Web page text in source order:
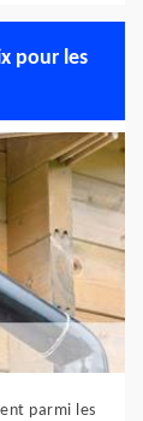
pour les
parmi les